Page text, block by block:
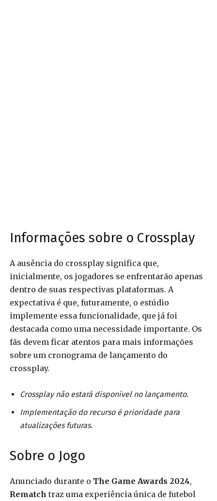
Informações sobre o Crossplay
A ausência do crossplay significa que,
inicialmente, os jogadores se enfrentarão apenas
dentro de suas respectivas plataformas. A
expectativa é que, futuramente, o estúdio
implemente essa funcionalidade, que já foi
destacada como uma necessidade importante. Os
fãs devem ficar atentos para mais informações
sobre um cronograma de lançamento do
crossplay.
Crossplay não estará disponível no lançamento.
Implementação do recurso é prioridade para
atualizações futuras.
Sobre o Jogo
Anunciado durante o The Game Awards 2024,
Rematch traz uma experiência única de futebol